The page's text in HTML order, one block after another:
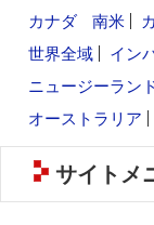
カナダ
南米
世界全域
イン
ニュージーラン
オーストラリア
サイトメ